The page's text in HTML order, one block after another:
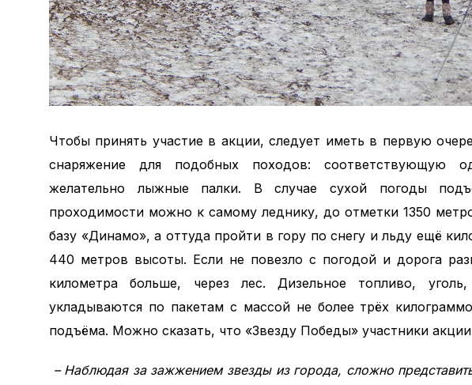
Чтобы принять участие в акции, следует иметь в первую
снаряжение для подобных походов: соответствующую
желательно лыжные палки. В случае сухой погоды
проходимости можно к самому леднику, до отметки 1350
базу «Динамо», а оттуда пройти в гору по снегу и льду ещё
440 метров высоты. Если не повезло с погодой и дорога
километра больше, через лес. Дизельное топливо,
укладываются по пакетам с массой не более трёх
подъёма. Можно сказать, что «Звезду Победы» участники
– Наблюдая за зажжением звезды из города, сложно